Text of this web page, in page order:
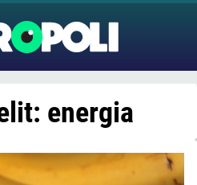
energia